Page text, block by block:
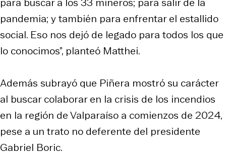
pandemia; y también para enfrentar el estallido
social. Eso nos dejó de legado para todos los que
lo conocimos”, planteó Matthei.
Además subrayó que Piñera mostró su carácter
al buscar colaborar en la crisis de los incendios
en la región de Valparaíso a comienzos de 2024,
pese a un trato no deferente del presidente
Gabriel Boric.